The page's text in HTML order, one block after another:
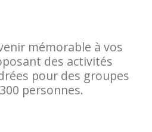
mémorable à vos
des activités
pour des groupes
personnes.